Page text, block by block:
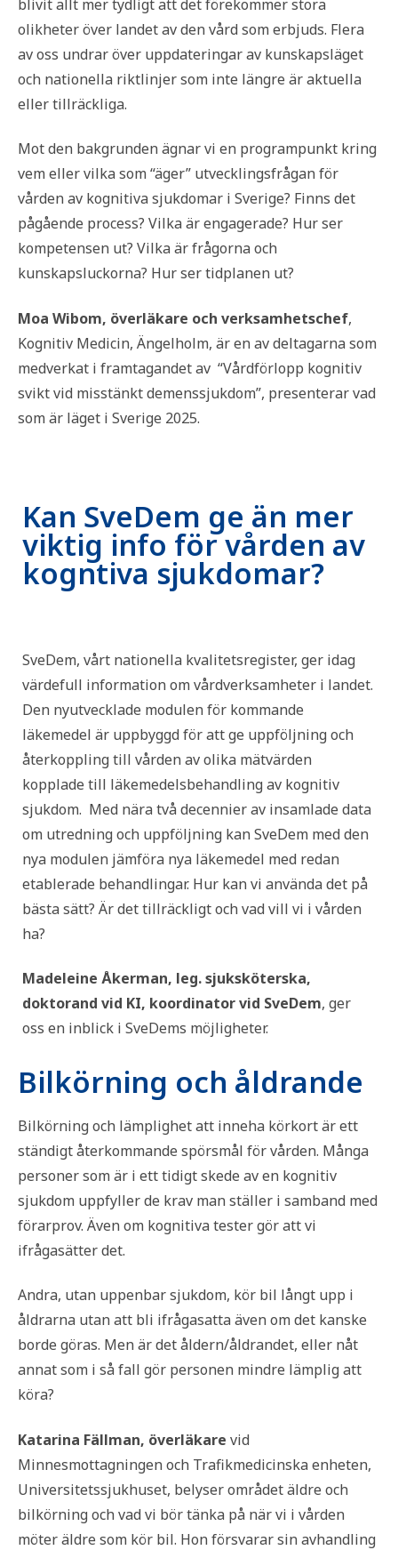
blivit allt mer tydligt att det förekommer stora
olikheter över landet av den vård som erbjuds. Flera
av oss undrar över uppdateringar av kunskapsläget
och nationella riktlinjer som inte längre är aktuella
eller tillräckliga.
Mot den bakgrunden ägnar vi en programpunkt kring
vem eller vilka som “äger” utvecklingsfrågan för
vården av kognitiva sjukdomar i Sverige? Finns det
pågående process? Vilka är engagerade? Hur ser
kompetensen ut? Vilka är frågorna och
kunskapsluckorna? Hur ser tidplanen ut?
Moa Wibom, överläkare och verksamhetschef,
Kognitiv Medicin, Ängelholm, är en av deltagarna som
medverkat i framtagandet av “Vårdförlopp kognitiv
svikt vid misstänkt demenssjukdom”, presenterar vad
som är läget i Sverige 2025.
Kan SveDem ge än mer
viktig info för vården av
kogntiva sjukdomar?
SveDem, vårt nationella kvalitetsregister, ger idag
värdefull information om vårdverksamheter i landet.
Den nyutvecklade modulen för kommande
läkemedel är uppbyggd för att ge uppföljning och
återkoppling till vården av olika mätvärden
kopplade till läkemedelsbehandling av kognitiv
sjukdom. Med nära två decennier av insamlade data
om utredning och uppföljning kan SveDem med den
nya modulen jämföra nya läkemedel med redan
etablerade behandlingar. Hur kan vi använda det på
bästa sätt? Är det tillräckligt och vad vill vi i vården
ha?
Madeleine Åkerman, leg. sjuksköterska,
doktorand vid KI, koordinator vid SveDem, ger
oss en inblick i SveDems möjligheter.
Bilkörning och åldrande
Bilkörning och lämplighet att inneha körkort är ett
ständigt återkommande spörsmål för vården. Många
personer som är i ett tidigt skede av en kognitiv
sjukdom uppfyller de krav man ställer i samband med
förarprov. Även om kognitiva tester gör att vi
ifrågasätter det.
Andra, utan uppenbar sjukdom, kör bil långt upp i
åldrarna utan att bli ifrågasatta även om det kanske
borde göras. Men är det åldern/åldrandet, eller nåt
annat som i så fall gör personen mindre lämplig att
köra?
Katarina Fällman, överläkare vid
Minnesmottagningen och Trafikmedicinska enheten,
Universitetssjukhuset, belyser området äldre och
bilkörning och vad vi bör tänka på när vi i vården
möter äldre som kör bil. Hon försvarar sin avhandling